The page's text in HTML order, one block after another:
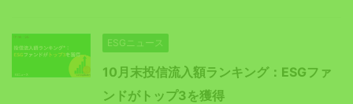
ESGニュース
10月末投信流入額ランキング：ESGファ
ンドがトップ3を獲得